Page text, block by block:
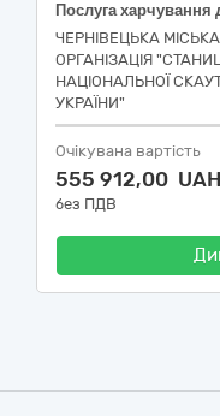
ЧЕРНІВЕЦЬКА
ОРГАНІЗАЦІЯ
НАЦІОНАЛЬНОЇ
УКРАЇНИ"
Очікувана вартість
555 912,00 UAH
без ПДВ